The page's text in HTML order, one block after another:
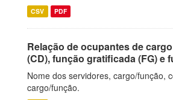
CSV PDF
Relação de ocupantes de
(CD), função gratificada (FG) e
Nome dos servidores, cargo/função,
cargo/função.